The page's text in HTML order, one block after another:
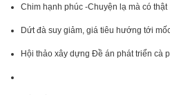
Chim hạnh phúc -Chuyện lạ mà có thật
Dứt đà suy giảm, giá tiêu hướng tới
Hội thảo xây dựng Đề án phát triển cà